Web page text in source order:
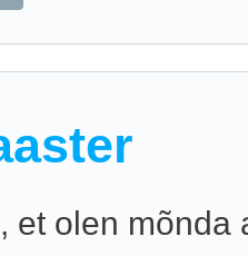
et olen mõnda